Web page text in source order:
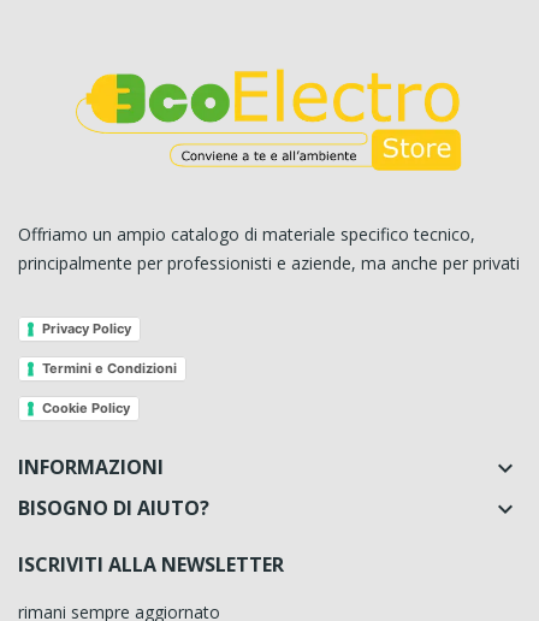
Offriamo un ampio catalogo di materiale specifico tecnico,
principalmente per professionisti e aziende, ma anche per privati
Privacy Policy
Termini e Condizioni
Cookie Policy
INFORMAZIONI 
BISOGNO DI AIUTO? 
ISCRIVITI ALLA NEWSLETTER
rimani sempre aggiornato